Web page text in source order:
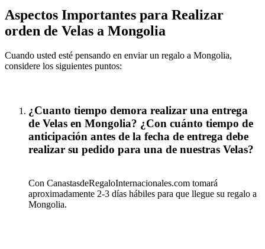
Aspectos Importantes para Realizar
orden de Velas a Mongolia
Cuando usted esté pensando en enviar un regalo a Mongolia,
considere los siguientes puntos:
¿Cuanto tiempo demora realizar una entrega
de Velas en Mongolia? ¿Con cuánto tiempo de
anticipación antes de la fecha de entrega debe
realizar su pedido para una de nuestras Velas?
Con CanastasdeRegaloInternacionales.com tomará
aproximadamente 2-3 días hábiles para que llegue su regalo a
Mongolia.